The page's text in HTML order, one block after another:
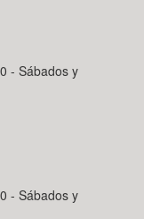
- Sábados y
- Sábados y